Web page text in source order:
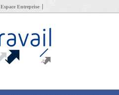
Espace Entreprise